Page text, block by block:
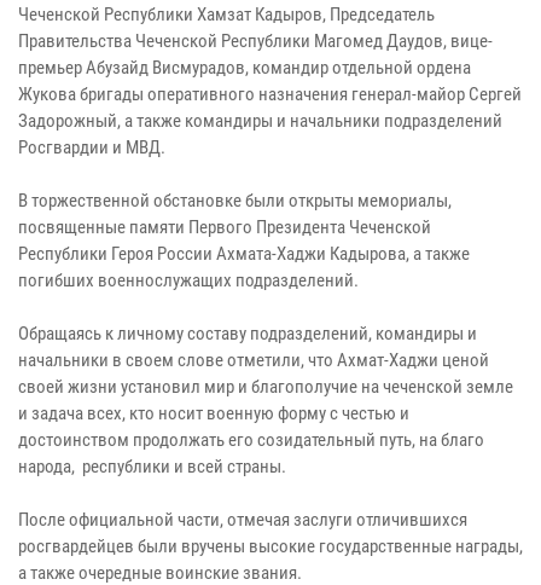
Чеченской Республики Хамзат Кадыров, Председатель
Правительства Чеченской Республики Магомед Даудов, вице-
премьер Абузайд Висмурадов, командир отдельной ордена
Жукова бригады оперативного назначения генерал-майор Сергей
Задорожный, а также командиры и начальники подразделений
Росгвардии и МВД.
В торжественной обстановке были открыты мемориалы,
посвященные памяти Первого Президента Чеченской
Республики Героя России Ахмата-Хаджи Кадырова, а также
погибших военнослужащих подразделений.
Обращаясь к личному составу подразделений, командиры и
начальники в своем слове отметили, что Ахмат-Хаджи ценой
своей жизни установил мир и благополучие на чеченской земле
и задача всех, кто носит военную форму с честью и
достоинством продолжать его созидательный путь, на благо
народа, республики и всей страны.
После официальной части, отмечая заслуги отличившихся
росгвардейцев были вручены высокие государственные награды,
а также очередные воинские звания.